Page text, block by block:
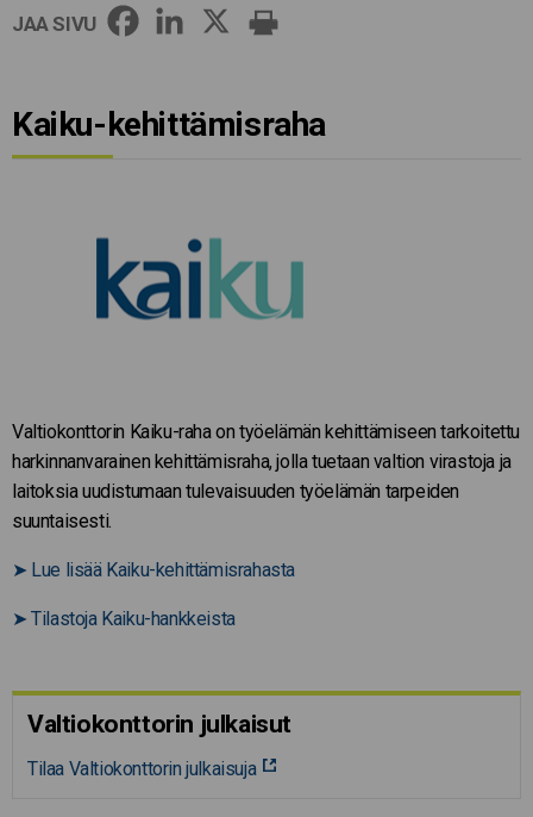
JAA SIVU
Kaiku-kehittämisraha
Valtiokonttorin Kaiku-raha on työelämän kehittämiseen tarkoitettu
harkinnanvarainen kehittämisraha, jolla tuetaan valtion virastoja ja
laitoksia uudistumaan tulevaisuuden työelämän tarpeiden
suuntaisesti.
➤ Lue lisää Kaiku-kehittämisrahasta
➤ Tilastoja Kaiku-hankkeista
Valtiokonttorin julkaisut
Tilaa Valtiokonttorin julkaisuja